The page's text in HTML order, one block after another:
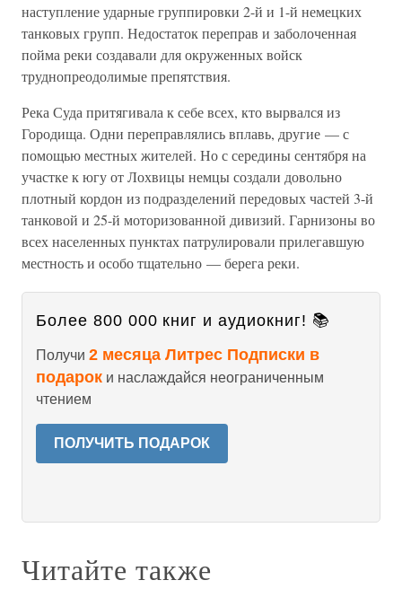
наступление ударные группировки 2-й и 1-й немецких
танковых групп. Недостаток переправ и заболоченная
пойма реки создавали для окруженных войск
труднопреодолимые препятствия.
Река Суда притягивала к себе всех, кто вырвался из
Городища. Одни переправлялись вплавь, другие — с
помощью местных жителей. Но с середины сентября на
участке к югу от Лохвицы немцы создали довольно
плотный кордон из подразделений передовых частей 3-й
танковой и 25-й моторизованной дивизий. Гарнизоны во
всех населенных пунктах патрулировали прилегавшую
местность и особо тщательно — берега реки.
Более 800 000 книг и аудиокниг! 📚
Получи 2 месяца Литрес Подписки в
подарок и наслаждайся неограниченным
чтением
ПОЛУЧИТЬ ПОДАРОК
Читайте также